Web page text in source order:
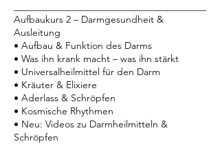
Aufbaukurs 2 – Darmgesundheit &
Ausleitung
• Aufbau & Funktion des Darms
• Was ihn krank macht – was ihn stärkt
• Universalheilmittel für den Darm
• Kräuter & Elixiere
• Aderlass & Schröpfen
• Kosmische Rhythmen
• Neu: Videos zu Darmheilmitteln &
Schröpfen